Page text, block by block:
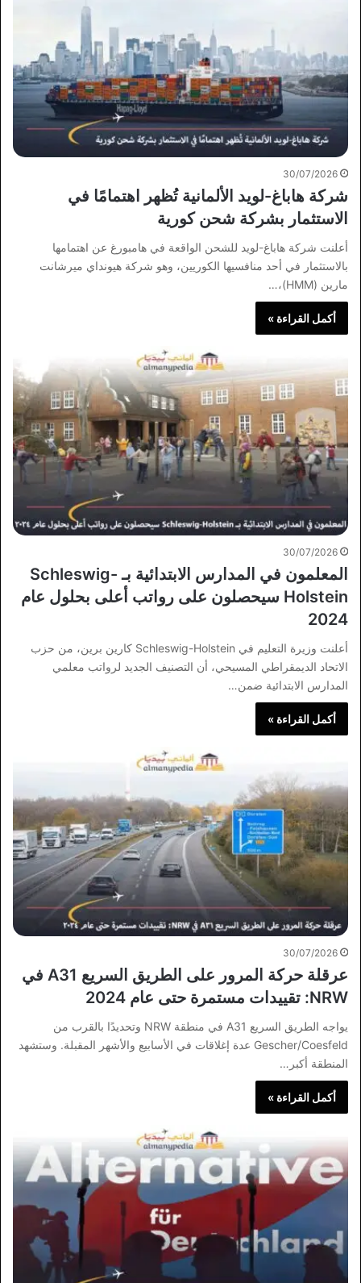
30/07/2026
شركة هاباغ-لويد الألمانية تُظهر اهتمامًا في
الاستثمار بشركة شحن كورية
أعلنت شركة هاباغ-لويد للشحن الواقعة في هامبورغ عن اهتمامها
بالاستثمار في أحد منافسيها الكوريين، وهو شركة هيونداي ميرشانت
مارين (HMM)،…
أكمل القراءة »
30/07/2026
المعلمون في المدارس الابتدائية بـ Schleswig-
Holstein سيحصلون على رواتب أعلى بحلول عام
2024
أعلنت وزيرة التعليم في Schleswig-Holstein كارين برين، من حزب
الاتحاد الديمقراطي المسيحي، أن التصنيف الجديد لرواتب معلمي
المدارس الابتدائية ضمن…
أكمل القراءة »
30/07/2026
عرقلة حركة المرور على الطريق السريع A31 في
NRW: تقييدات مستمرة حتى عام 2024
يواجه الطريق السريع A31 في منطقة NRW وتحديدًا بالقرب من
Gescher/Coesfeld عدة إغلاقات في الأسابيع والأشهر المقبلة. وستشهد
المنطقة أكبر…
أكمل القراءة »